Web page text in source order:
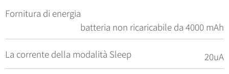
Fornitura di energia
batteria non ricaricabile da 4000 mAh
La corrente della modalità Sleep
20uA